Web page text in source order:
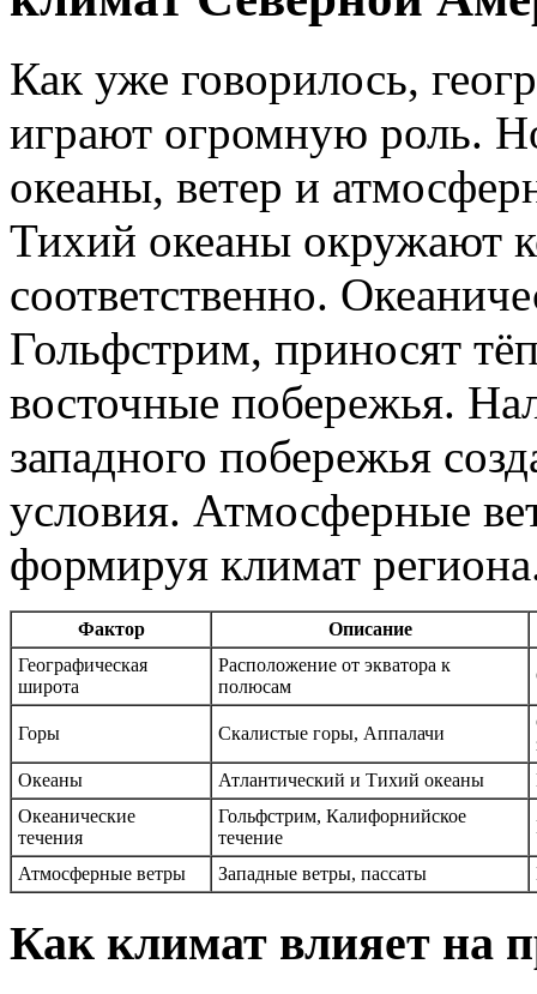
Как уже говорилось,
играют огромную роль.
океаны, ветер и
Тихий океаны окружают
соответственно.
Гольфстрим, приносят
восточные побережья.
западного побережья
условия. Атмосферные
формируя климат
Фактор
Описание
Географическая
широта
Расположение от экватора к
полюсам
Горы Скалистые горы, Аппалачи
Океаны
Атлантический и Тихий океаны
Океанические
течения
Гольфстрим, Калифорнийское
течение
Атмосферные ветры Западные ветры, пассаты
Как климат влияет на